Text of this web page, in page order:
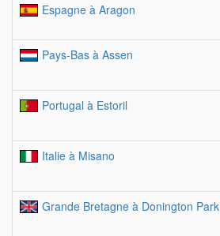
Espagne à Aragon
Pays-Bas à Assen
Portugal à Estoril
Italie à Misano
Grande Bretagne à Donington Park